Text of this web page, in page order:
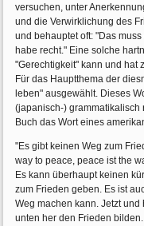
versuchen, unter
und die Verwirklichung des
und behauptet oft: "Das
habe recht." Eine solche
"Gerechtigkeit" kann und hat
Für das Hauptthema der
leben" ausgewählt. Dieses
(japanisch-) grammatikalisch
Buch das Wort eines
"Es gibt keinen Weg zum
way to peace, peace ist the
Es kann überhaupt keinen
zum Frieden geben. Es ist
Weg machen kann. Jetzt
unten her den Frieden